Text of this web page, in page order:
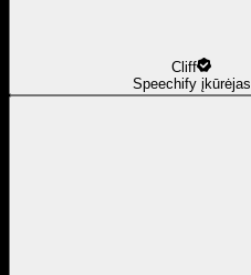
Cliff
Speechify įkūrėjas